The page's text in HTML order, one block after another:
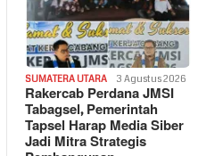
SUMATERA UTARA 3 Agustus 2026
Rakercab Perdana JMSI
Tabagsel, Pemerintah
Tapsel Harap Media Siber
Jadi Mitra Strategis